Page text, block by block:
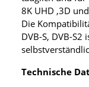
8K UHD ,3D
Die
DVB-S, DVB-
Technische